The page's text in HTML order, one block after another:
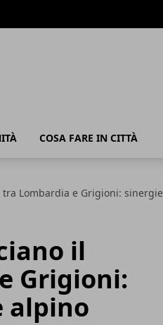
COSA FARE IN CITTÀ
Lombardia e Grigioni: sinergie
il
Grigioni:
alpino